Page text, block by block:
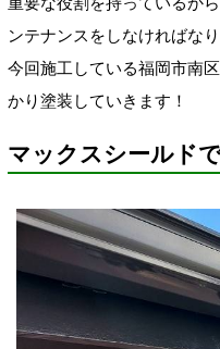
ンテナンスをしなければなり
今回施工している福岡市南
かり塗装していきます！
マックスシールドで